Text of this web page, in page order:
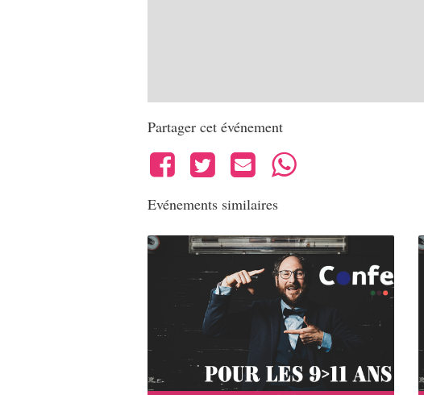
Partager cet événement
Evénements similaires